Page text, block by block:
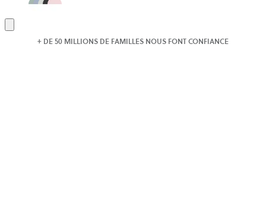
au
+ DE 50 MILLIONS DE FAMILLES NOUS FONT CONFIANCE